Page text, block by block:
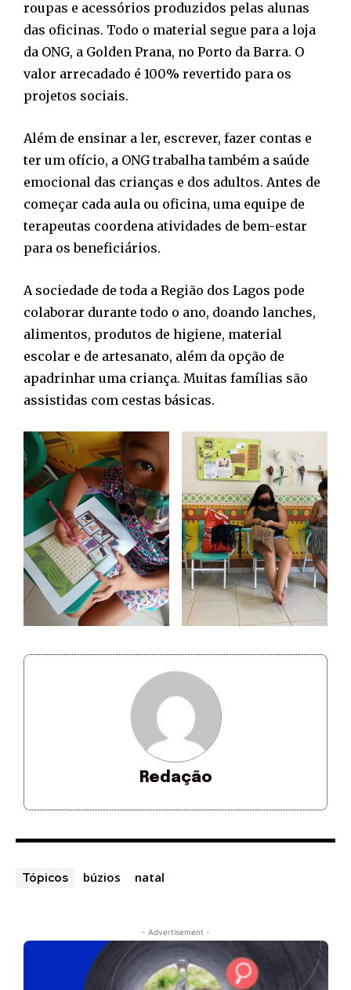
roupas e acessórios produzidos pelas alunas
das oficinas. Todo o material segue para a loja
da ONG, a Golden Prana, no Porto da Barra. O
valor arrecadado é 100% revertido para os
projetos sociais.
Além de ensinar a ler, escrever, fazer contas e
ter um ofício, a ONG trabalha também a saúde
emocional das crianças e dos adultos. Antes de
começar cada aula ou oficina, uma equipe de
terapeutas coordena atividades de bem-estar
para os beneficiários.
A sociedade de toda a Região dos Lagos pode
colaborar durante todo o ano, doando lanches,
alimentos, produtos de higiene, material
escolar e de artesanato, além da opção de
apadrinhar uma criança. Muitas famílias são
assistidas com cestas básicas.
Redação
Tópicos búzios natal
- Advertisement -